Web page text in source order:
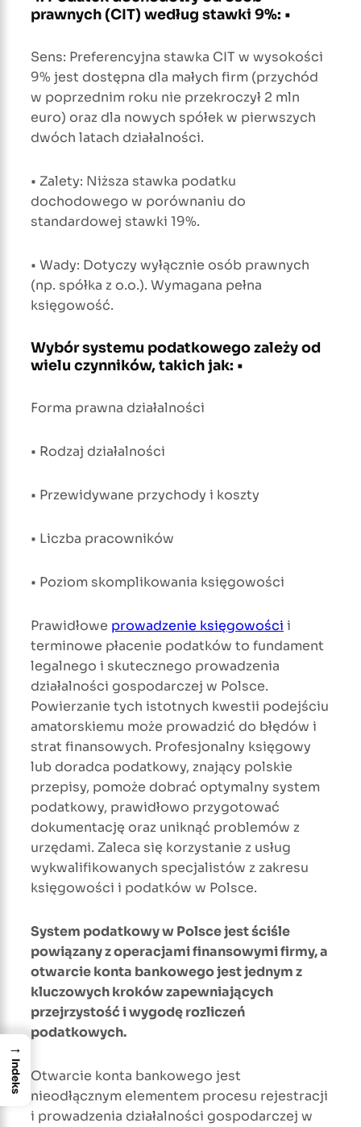
prawnych (CIT) według stawki 9%: •
Sens: Preferencyjna stawka CIT w wysokości
9% jest dostępna dla małych firm (przychód
w poprzednim roku nie przekroczył 2 mln
euro) oraz dla nowych spółek w pierwszych
dwóch latach działalności.
• Zalety: Niższa stawka podatku
dochodowego w porównaniu do
standardowej stawki 19%.
• Wady: Dotyczy wyłącznie osób prawnych
(np. spółka z o.o.). Wymagana pełna
księgowość.
Wybór systemu podatkowego zależy od
wielu czynników, takich jak: •
Forma prawna działalności
• Rodzaj działalności
• Przewidywane przychody i koszty
• Liczba pracowników
• Poziom skomplikowania księgowości
Prawidłowe prowadzenie księgowości i
terminowe płacenie podatków to fundament
legalnego i skutecznego prowadzenia
działalności gospodarczej w Polsce.
Powierzanie tych istotnych kwestii podejściu
amatorskiemu może prowadzić do błędów i
strat finansowych. Profesjonalny księgowy
lub doradca podatkowy, znający polskie
przepisy, pomoże dobrać optymalny system
podatkowy, prawidłowo przygotować
dokumentację oraz uniknąć problemów z
urzędami. Zaleca się korzystanie z usług
wykwalifikowanych specjalistów z zakresu
księgowości i podatków w Polsce.
System podatkowy w Polsce jest ściśle
powiązany z operacjami finansowymi firmy, a
otwarcie konta bankowego jest jednym z
kluczowych kroków zapewniających
przejrzystość i wygodę rozliczeń
podatkowych.
Otwarcie konta bankowego jest
nieodłącznym elementem procesu rejestracji
i prowadzenia działalności gospodarczej w
→
Indeks